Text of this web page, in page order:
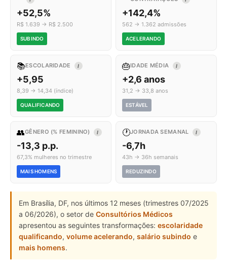
+52,5%
R$ 1.639 → R$ 2.500
SUBINDO
+142,4%
562 → 1.362 admissões
ACELERANDO
📚ESCOLARIDADE I
+5,95
8,39 → 14,34 (índice)
QUALIFICANDO
🎂IDADE MÉDIA I
+2,6 anos
31,2 → 33,8 anos
ESTÁVEL
👥GÊNERO (% FEMININO) I
-13,3 p.p.
67,3% mulheres no trimestre
MAIS HOMENS
🕐JORNADA SEMANAL I
-6,7h
43h → 36h semanais
REDUZINDO
Em Brasília, DF, nos últimos 12 meses (trimestres 07/2025
a 06/2026), o setor de Consultórios Médicos
apresentou as seguintes transformações: escolaridade
qualificando, volume acelerando, salário subindo e
mais homens.